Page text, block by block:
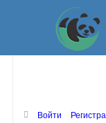
Войти